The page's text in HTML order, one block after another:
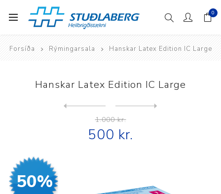
0
Forsíða Rýmingarsala Hanskar Latex Edition IC Large
50%
Hanskar Latex Edition IC Large
1.000 kr.
500 kr.